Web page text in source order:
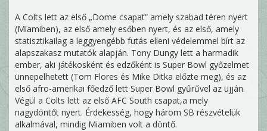
A Colts lett az első „Dome csapat” amely szabad téren nyert
(Miamiben), az első amely esőben nyert, és az első, amely
statisztikailag a leggyengébb futás elleni védelemmel bírt az
alapszakasz mutatók alapján. Tony Dungy lett a harmadik
ember, aki játékosként és edzőként is Super Bowl győzelmet
ünnepelhetett (Tom Flores és Mike Ditka előzte meg), és az
első afro-amerikai főedző lett Super Bowl gyűrűvel az ujján.
Végül a Colts lett az első AFC South csapat,a mely
nagydöntőt nyert. Érdekesség, hogy három SB részvételük
alkalmával, mindig Miamiben volt a döntő.